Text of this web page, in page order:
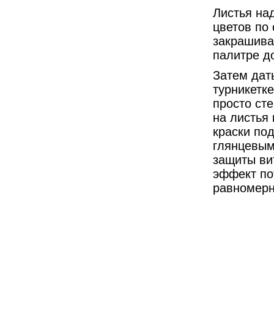
Листья
цветов
палитре
Затем
просто
на листья
краски
защиты
эффект